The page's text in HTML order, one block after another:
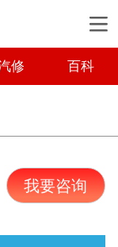
修 百科
我要咨询